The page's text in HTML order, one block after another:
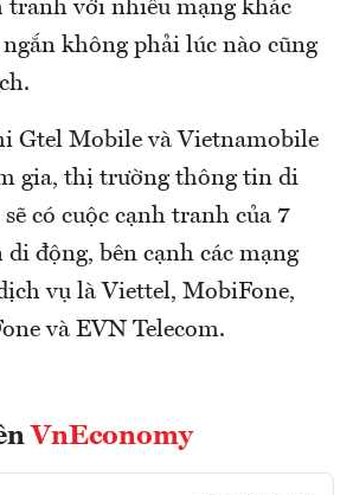
tranh với nhiều mạng khác
không phải lúc nào cũng
Gtel Mobile và Vietnamobile
gia, thị trường thông tin di
có cuộc cạnh tranh của 7
động, bên cạnh các mạng
vụ là Viettel, MobiFone,
và EVN Telecom.
VnEconomy